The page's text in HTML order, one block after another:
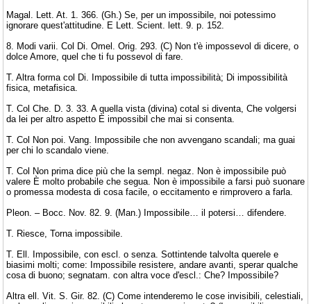
Magal. Lett. At. 1. 366. (Gh.) Se, per un impossibile, noi potessimo
ignorare quest'attitudine. E Lett. Scient. lett. 9. p. 152.
8. Modi varii. Col Di. Omel. Orig. 293. (C) Non t'è impossevol di dicere, o
dolce Amore, quel che ti fu possevol di fare.
T. Altra forma col Di. Impossibile di tutta impossibilità; Di impossibilità
fisica, metafisica.
T. Col Che. D. 3. 33. A quella vista (divina) cotal si diventa, Che volgersi
da lei per altro aspetto È impossibil che mai si consenta.
T. Col Non poi. Vang. Impossibile che non avvengano scandali; ma guai
per chi lo scandalo viene.
T. Col Non prima dice più che la sempl. negaz. Non è impossibile può
valere È molto probabile che segua. Non è impossibile a farsi può suonare
o promessa modesta di cosa facile, o eccitamento e rimprovero a farla.
Pleon. – Bocc. Nov. 82. 9. (Man.) Impossibile… il potersi… difendere.
T. Riesce, Torna impossibile.
T. Ell. Impossibile, con escl. o senza. Sottintende talvolta querele e
biasimi molti; come: Impossibile resistere, andare avanti, sperar qualche
cosa di buono; segnatam. con altra voce d'escl.: Che? Impossibile?
Altra ell. Vit. S. Gir. 82. (C) Come intenderemo le cose invisibili, celestiali,